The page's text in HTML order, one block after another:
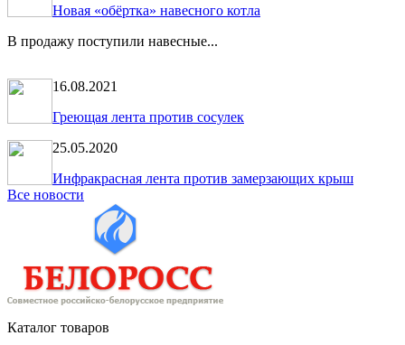
Новая «обёртка» навесного котла
В продажу поступили навесные...
16.08.2021
Греющая лента против сосулек
25.05.2020
Инфракрасная лента против замерзающих крыш
Все новости
Каталог товаров